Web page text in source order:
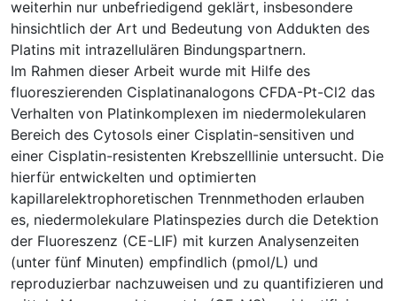
weiterhin nur unbefriedigend geklärt, insbesondere
hinsichtlich der Art und Bedeutung von Addukten des
Platins mit intrazellulären Bindungspartnern.
Im Rahmen dieser Arbeit wurde mit Hilfe des
fluoreszierenden Cisplatinanalogons CFDA-Pt-Cl2 das
Verhalten von Platinkomplexen im niedermolekularen
Bereich des Cytosols einer Cisplatin-sensitiven und
einer Cisplatin-resistenten Krebszelllinie untersucht. Die
hierfür entwickelten und optimierten
kapillarelektrophoretischen Trennmethoden erlauben
es, niedermolekulare Platinspezies durch die Detektion
der Fluoreszenz (CE-LIF) mit kurzen Analysenzeiten
(unter fünf Minuten) empfindlich (pmol/L) und
reproduzierbar nachzuweisen und zu quantifizieren und